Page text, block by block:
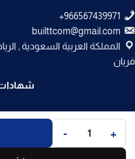
builttcom@gmail.com
المملكة العربية السعودية ,
فريان
شهادات
جميع الحقوق محفوظة
تم التطوير
+
-